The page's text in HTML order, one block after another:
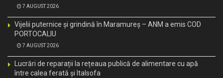
7 AUGUST 2026
Vijelii puternice și grindină în Maramureș – ANM a emis COD
PORTOCALIU
7 AUGUST 2026
Lucrări de reparații la rețeaua publică de alimentare cu apă
între calea ferată și Italsofa